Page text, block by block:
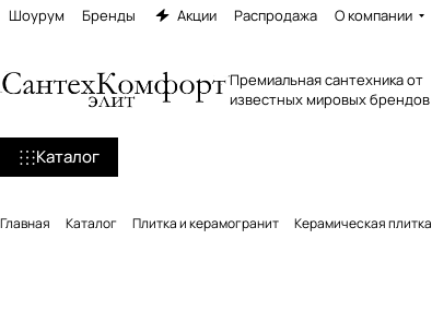
Шоурум Бренды Акции Распродажа О компании
Премиальная сантехника от
известных мировых брендов
Каталог
Главная Каталог Плитка и керамогранит Керамическая плитка